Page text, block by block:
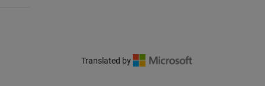
Translated by